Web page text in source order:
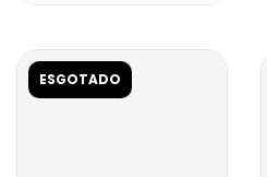
ESGOTADO